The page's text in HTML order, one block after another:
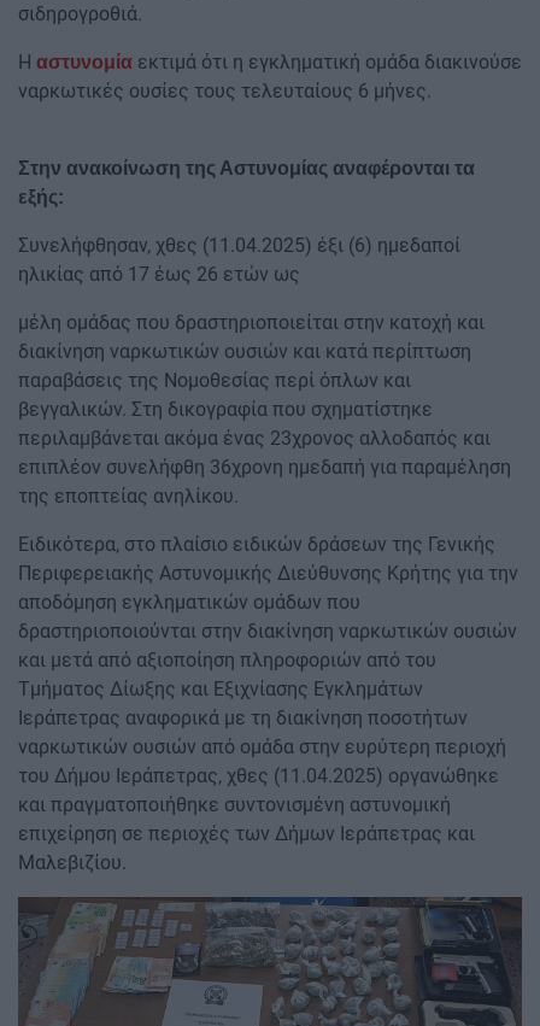
σιδηρογροθιά.
Η αστυνομία εκτιμά ότι η εγκληματική ομάδα διακινούσε
ναρκωτικές ουσίες τους τελευταίους 6 μήνες.
Στην ανακοίνωση της Αστυνομίας αναφέρονται τα
εξής:
Συνελήφθησαν, χθες (11.04.2025) έξι (6) ημεδαποί
ηλικίας από 17 έως 26 ετών ως
μέλη ομάδας που δραστηριοποιείται στην κατοχή και
διακίνηση ναρκωτικών ουσιών και κατά περίπτωση
παραβάσεις της Νομοθεσίας περί όπλων και
βεγγαλικών. Στη δικογραφία που σχηματίστηκε
περιλαμβάνεται ακόμα ένας 23χρονος αλλοδαπός και
επιπλέον συνελήφθη 36χρονη ημεδαπή για παραμέληση
της εποπτείας ανηλίκου.
Ειδικότερα, στο πλαίσιο ειδικών δράσεων της Γενικής
Περιφερειακής Αστυνομικής Διεύθυνσης Κρήτης για την
αποδόμηση εγκληματικών ομάδων που
δραστηριοποιούνται στην διακίνηση ναρκωτικών ουσιών
και μετά από αξιοποίηση πληροφοριών από του
Τμήματος Δίωξης και Εξιχνίασης Εγκλημάτων
Ιεράπετρας αναφορικά με τη διακίνηση ποσοτήτων
ναρκωτικών ουσιών από ομάδα στην ευρύτερη περιοχή
του Δήμου Ιεράπετρας, χθες (11.04.2025) οργανώθηκε
και πραγματοποιήθηκε συντονισμένη αστυνομική
επιχείρηση σε περιοχές των Δήμων Ιεράπετρας και
Μαλεβιζίου.
Image